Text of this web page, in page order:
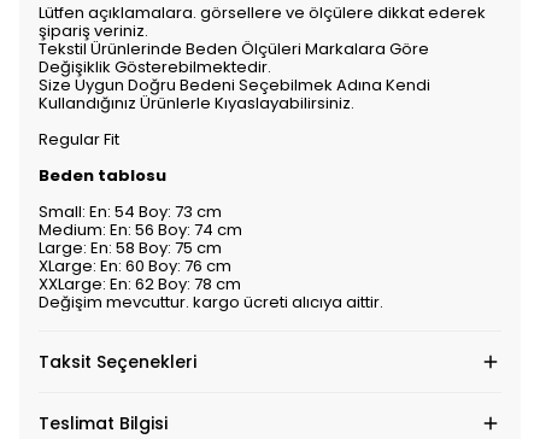
Lütfen açıklamalara. görsellere ve ölçülere dikkat ederek
şipariş veriniz.
Tekstil Ürünlerinde Beden Ölçüleri Markalara Göre
Değişiklik Gösterebilmektedir.
Size Uygun Doğru Bedeni Seçebilmek Adına Kendi
Kullandığınız Ürünlerle Kıyaslayabilirsiniz.
Regular Fit
Beden tablosu
Small: En: 54 Boy: 73 cm
Medium: En: 56 Boy: 74 cm
Large: En: 58 Boy: 75 cm
XLarge: En: 60 Boy: 76 cm
XXLarge: En: 62 Boy: 78 cm
Değişim mevcuttur. kargo ücreti alıcıya aittir.
Taksit Seçenekleri
Teslimat Bilgisi